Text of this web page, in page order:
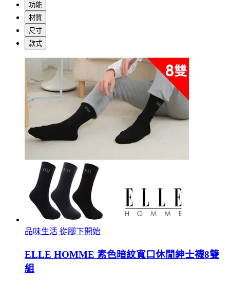
功能
材質
尺寸
款式
品味生活 從腳下開始
ELLE HOMME 素色暗紋寬口休閒紳士襪8雙
組